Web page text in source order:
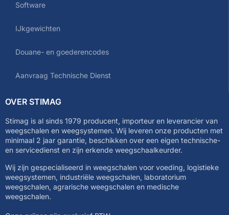
Software
IJkgewichten
Douane- en goederencodes
Aanvraag Technische Dienst
OVER STIMAG
Stimag is al sinds 1979 producent, importeur en leverancier van
weegschalen en weegsystemen. Wij leveren onze producten met
minimaal 2 jaar garantie, beschikken over een eigen technische-
en servicedienst en zijn erkende weegschaalkeurder.
Wij zijn gespecialiseerd in weegschalen voor voeding, logistieke
weegsystemen, industriële weegschalen, laboratorium
weegschalen, agrarische weegschalen en medische
weegschalen.